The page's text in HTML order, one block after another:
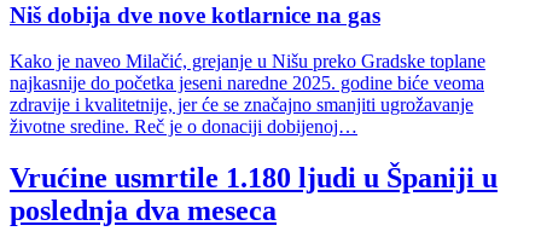
Niš dobija dve nove kotlarnice na gas
Kako je naveo Milačić, grejanje u Nišu preko Gradske toplane
najkasnije do početka jeseni naredne 2025. godine biće veoma
zdravije i kvalitetnije, jer će se značajno smanjiti ugrožavanje
životne sredine. Reč je o donaciji dobijenoj…
Vrućine usmrtile 1.180 ljudi u Španiji u
poslednja dva meseca